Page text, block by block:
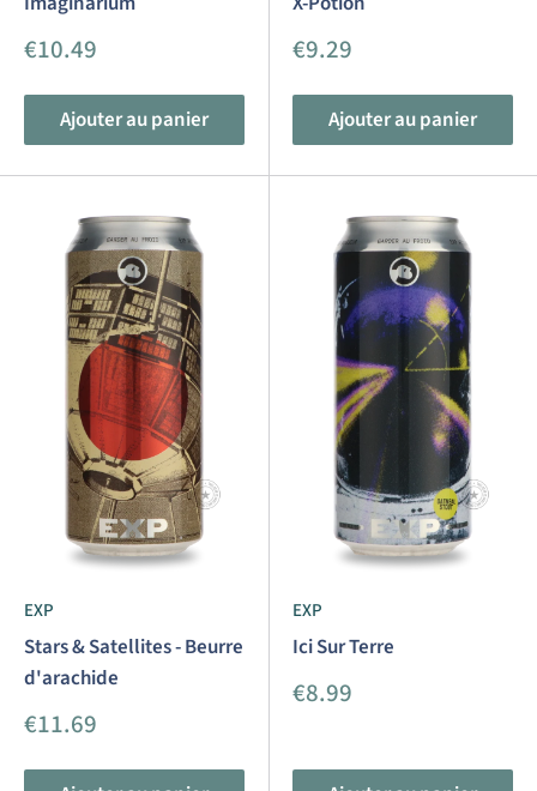
Prix
€10.49
Ajouter au panier
Prix
€9.29
Ajouter au panier
EXP
Stars & Satellites - Beurre
d'arachide
Prix
€11.69
EXP
Ici Sur Terre
Prix
€8.99